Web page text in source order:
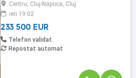
acces rapid catre centrul istoric, mijloace
de transport in comun, institutii de
invatamant, centre de ...
Centru, Cluj-Napoca, Cluj
ieri 19:02
233 500 EUR
Telefon validat
Repostat automat